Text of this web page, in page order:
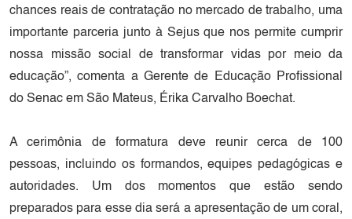
chances reais de contratação no mercado de trabalho, uma
importante parceria junto à Sejus que nos permite cumprir
nossa missão social de transformar vidas por meio da
educação”, comenta a Gerente de Educação Profissional
do Senac em São Mateus, Érika Carvalho Boechat.
A cerimônia de formatura deve reunir cerca de 100
pessoas, incluindo os formandos, equipes pedagógicas e
autoridades. Um dos momentos que estão sendo
preparados para esse dia será a apresentação de um coral,